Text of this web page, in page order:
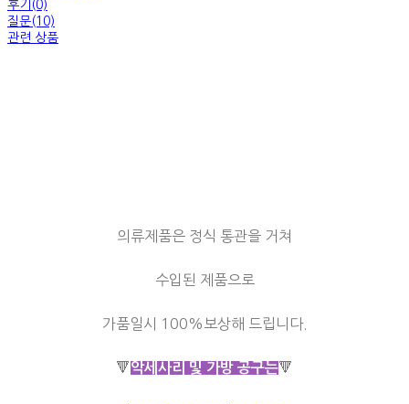
후기(0)
질문(10)
관련 상품
의류제품은 정식 통관을 거쳐
수입된 제품으로
가품일시 100%보상해 드립니다.
🔻 악세사리 및 가방 공구는🔻